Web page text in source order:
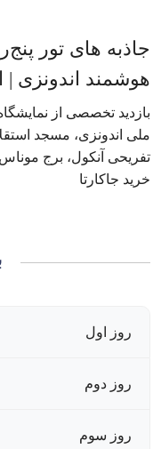
جاذبه های تور
هوشمند اندونزی |
ملی اندونزی، مسجد
تفریحی آنکول، برج موناس،
خرید جاکارتا
روز اول
روز دوم
روز سوم